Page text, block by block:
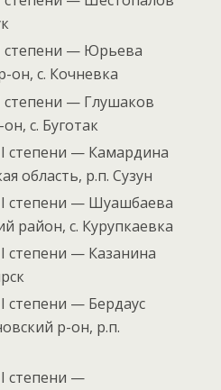
степени — Юрьева
он, с. Кочневка
— Глушаков
с. Буготак
степени — Камардина
область, р.п. Сузун
степени — Шуашбаева
район, с. Курупкаевка
степени — Казанина
степени — Бердаус
р-он, р.п.
степени —